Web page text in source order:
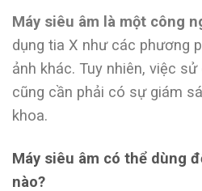
Máy siêu âm là một công
dụng tia X như các phương
ảnh khác. Tuy nhiên, việc
cũng cần phải có sự giám
khoa.
Máy siêu âm có thể dùng
nào?